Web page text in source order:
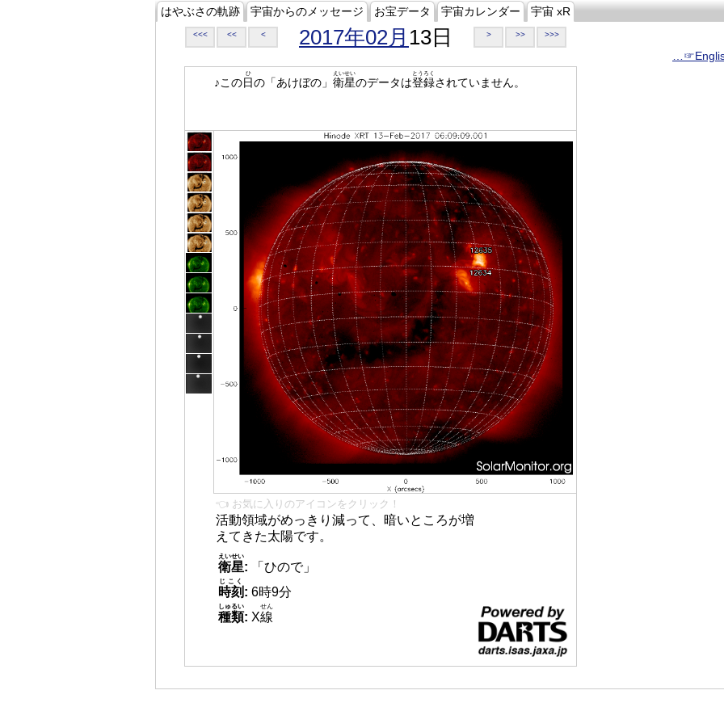
はやぶさの軌跡 宇宙からのメッセージ お宝データ 宇宙カレンダー 宇宙 xR
<<< << < 2017年02月 13日 > >> >>>
♪この日
ひ
の「あけぼの」 衛星
えいせい
のデータは登録
とうろく
されていません。
👈 お気に入りのアイコンをクリック！
活動領域がめっきり減って、暗いところが増
えてきた太陽です。
衛星
えいせい
:
「ひので」
時刻
じこく
: 6時9分
種類
しゅるい
: X線
せん